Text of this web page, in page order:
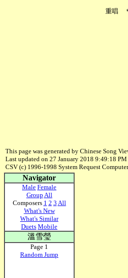
This page was generated by Chinese Song
Last updated on 27 January 2018 9:49:18 PM
CSV (c) 1996-1998 System Request
Navigator
Male Female
Group All
Composers 1 2 3 All
What's New
What's Similar
Duets Mobile
溫雪瑩
Page 1
Random Jump